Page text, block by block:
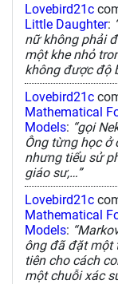
Lovebird21c
Little Daughter:
nữ không phải
một khe nhỏ
không được độ
Lovebird21c
Mathematical
Models: “gọi
Ông từng học ở
nhưng tiểu sử
giáo sư,…”
Lovebird21c
Mathematical
Models:
ông đã đặt một
tiên cho cách
một chuỗi xác